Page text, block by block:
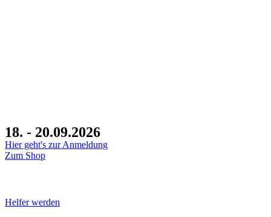
18. - 20.09.2026
Hier geht's zur Anmeldung
Zum Shop
Helfer werden